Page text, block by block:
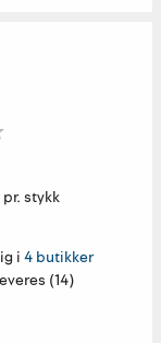
pr. stykk
i 4 butikker
(14)